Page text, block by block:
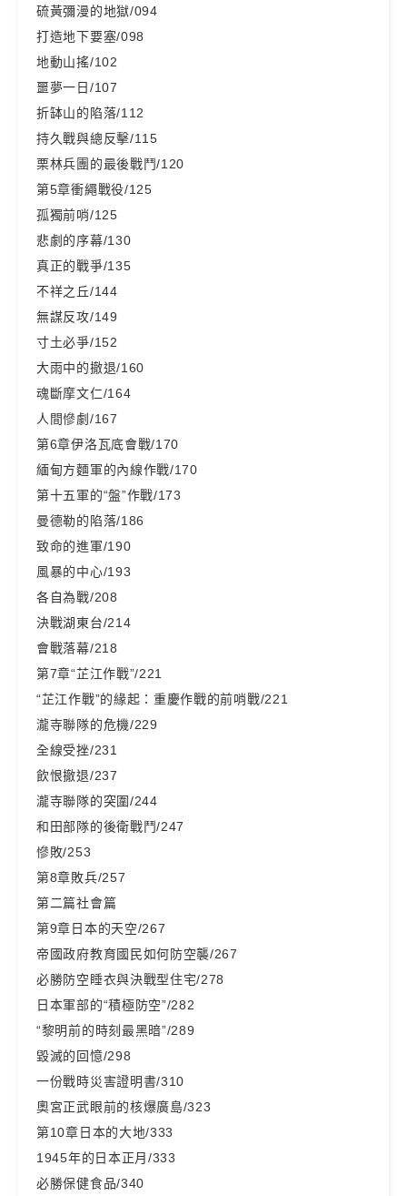
硫黃彌漫的地獄/094
打造地下要塞/098
地動山搖/102
噩夢一日/107
折缽山的陷落/112
持久戰與總反擊/115
栗林兵團的最後戰鬥/120
第5章衝繩戰役/125
孤獨前哨/125
悲劇的序幕/130
真正的戰爭/135
不祥之丘/144
無謀反攻/149
寸土必爭/152
大雨中的撤退/160
魂斷摩文仁/164
人間慘劇/167
第6章伊洛瓦底會戰/170
緬甸方麵軍的內線作戰/170
第十五軍的“盤”作戰/173
曼德勒的陷落/186
致命的進軍/190
風暴的中心/193
各自為戰/208
決戰湖東台/214
會戰落幕/218
第7章“芷江作戰”/221
“芷江作戰”的緣起：重慶作戰的前哨戰/221
瀧寺聯隊的危機/229
全線受挫/231
飲恨撤退/237
瀧寺聯隊的突圍/244
和田部隊的後衛戰鬥/247
慘敗/253
第8章敗兵/257
第二篇社會篇
第9章日本的天空/267
帝國政府教育國民如何防空襲/267
必勝防空睡衣與決戰型住宅/278
日本軍部的“積極防空”/282
“黎明前的時刻最黑暗”/289
毀滅的回憶/298
一份戰時災害證明書/310
奧宮正武眼前的核爆廣島/323
第10章日本的大地/333
1945年的日本正月/333
必勝保健食品/340